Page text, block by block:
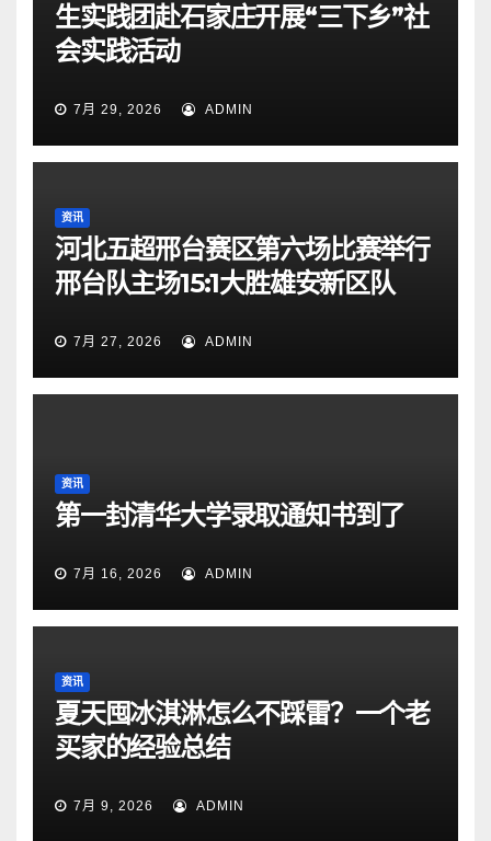
生实践团赴石家庄开展“三下乡”社
会实践活动
7月 29, 2026 ADMIN
资讯
河北五超邢台赛区第六场比赛举行
邢台队主场15:1大胜雄安新区队
7月 27, 2026 ADMIN
资讯
第一封清华大学录取通知书到了
7月 16, 2026 ADMIN
资讯
夏天囤冰淇淋怎么不踩雷？一个老
买家的经验总结
7月 9, 2026 ADMIN